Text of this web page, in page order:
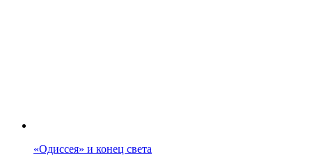
«Одиссея» и конец света